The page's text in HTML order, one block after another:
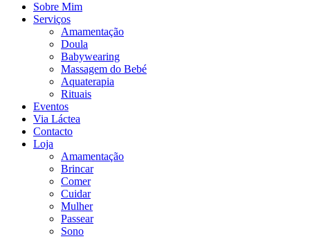
Sobre Mim
Serviços
Amamentação
Doula
Babywearing
Massagem do Bebé
Aquaterapia
Rituais
Eventos
Via Láctea
Contacto
Loja
Amamentação
Brincar
Comer
Cuidar
Mulher
Passear
Sono